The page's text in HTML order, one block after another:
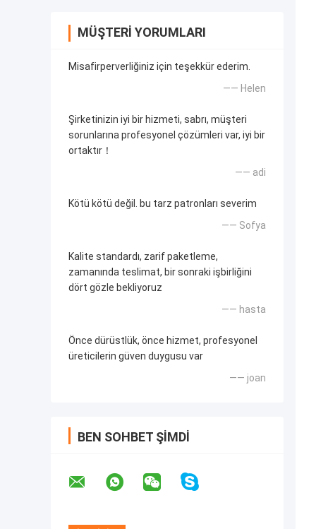
MÜŞTERI YORUMLARI
Misafirperverliğiniz için teşekkür ederim.
—— Helen
Şirketinizin iyi bir hizmeti, sabrı, müşteri
sorunlarına profesyonel çözümleri var, iyi bir
ortaktır！
—— adi
Kötü kötü değil. bu tarz patronları severim
—— Sofya
Kalite standardı, zarif paketleme,
zamanında teslimat, bir sonraki işbirliğini
dört gözle bekliyoruz
—— hasta
Önce dürüstlük, önce hizmet, profesyonel
üreticilerin güven duygusu var
—— joan
BEN SOHBET ŞIMDI